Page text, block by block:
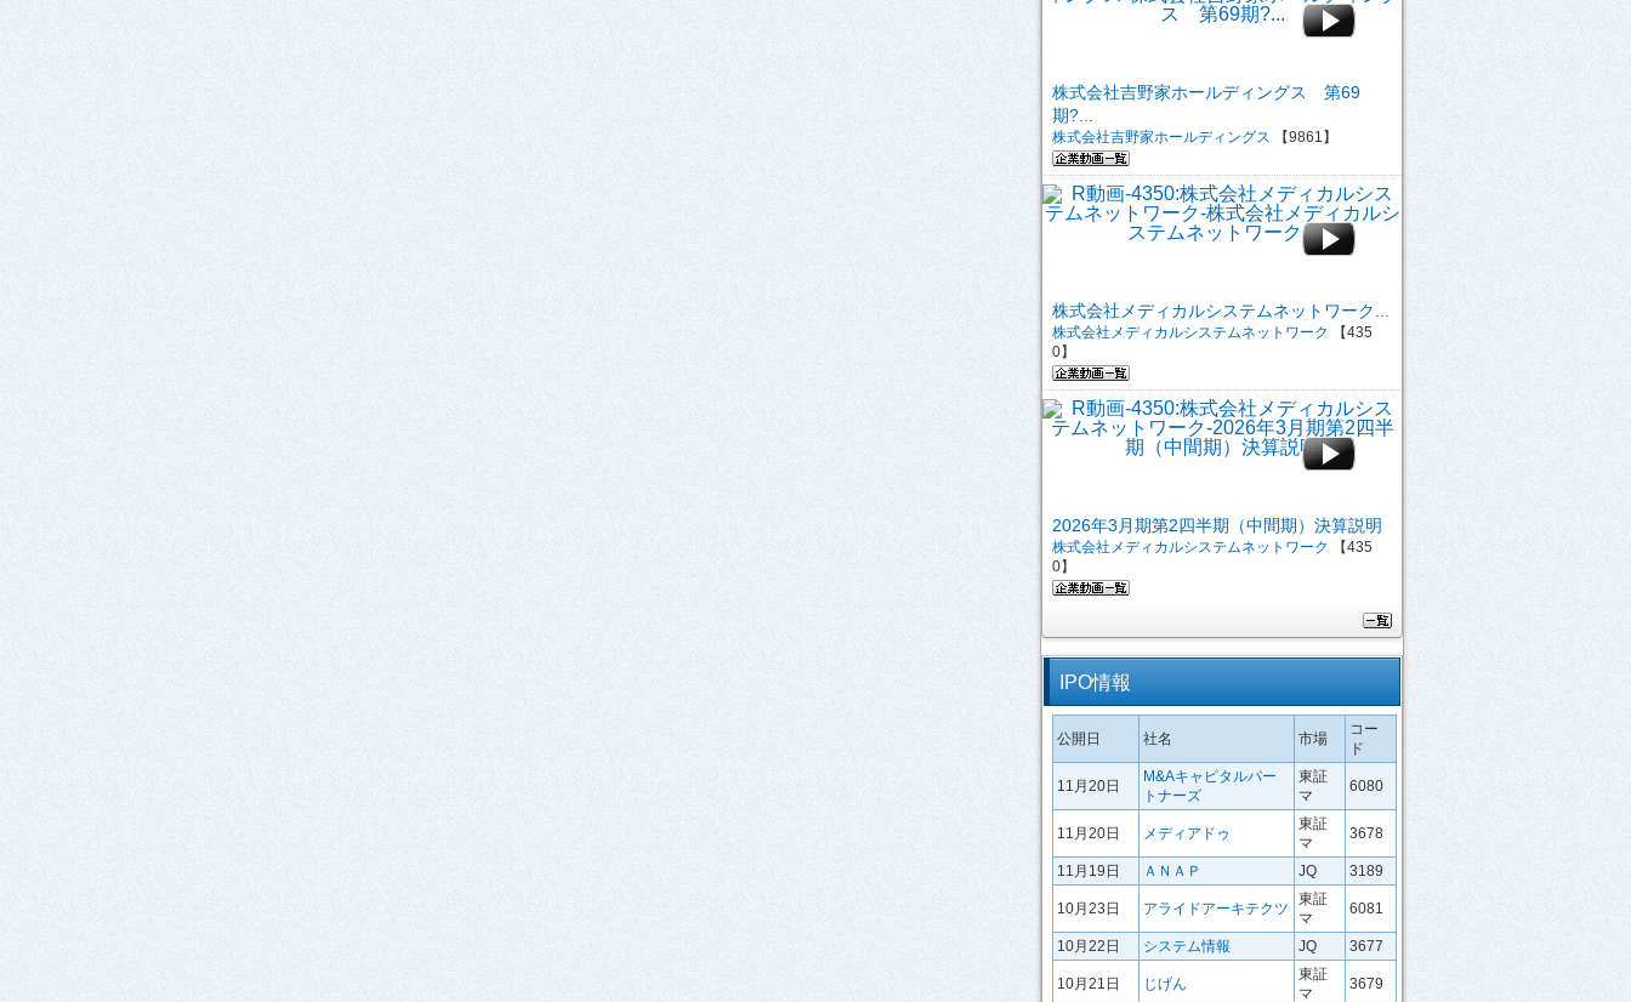
株式会社吉野家ホールディングス 第69
期?...
株式会社吉野家ホールディングス 【9861】
株式会社メディカルシステムネットワーク...
株式会社メディカルシステムネットワーク
【435
0】
2026年3月期第2四半期（中間期）決算説明
株式会社メディカルシステムネットワーク
【435
0】
IPO情報
公開日 社名 市場
コー
ド
11月20日
M&Aキャピタルパー
トナーズ
東証
マ
6080
11月20日 メディアドゥ
東証
マ
3678
11月19日 ＡＮＡＰ JQ 3189
10月23日 アライドアーキテクツ
東証
マ
6081
10月22日 システム情報 JQ 3677
10月21日 じげん
東証
マ
3679